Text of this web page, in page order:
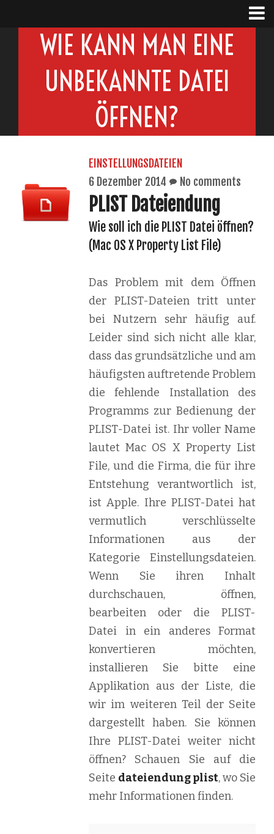
WIE KANN MAN EINE
UNBEKANNTE DATEI
ÖFFNEN?
EINSTELLUNGSDATEIEN
6 Dezember 2014
No comments
PLIST Dateiendung
Wie soll ich die PLIST Datei öffnen?
(Mac OS X Property List File)
Das Problem mit dem Öffnen
der PLIST-Dateien tritt unter
bei Nutzern sehr häufig auf.
Leider sind sich nicht alle klar,
dass das grundsätzliche und am
häufigsten auftretende Problem
die fehlende Installation des
Programms zur Bedienung der
PLIST-Datei ist. Ihr voller Name
lautet Mac OS X Property List
File, und die Firma, die für ihre
Entstehung verantwortlich ist,
ist Apple. Ihre PLIST-Datei hat
vermutlich verschlüsselte
Informationen aus der
Kategorie Einstellungsdateien.
Wenn Sie ihren Inhalt
durchschauen, öffnen,
bearbeiten oder die PLIST-
Datei in ein anderes Format
konvertieren möchten,
installieren Sie bitte eine
Applikation aus der Liste, die
wir im weiteren Teil der Seite
dargestellt haben. Sie können
Ihre PLIST-Datei weiter nicht
öffnen? Schauen Sie auf die
Seite dateiendung plist, wo Sie
mehr Informationen finden.